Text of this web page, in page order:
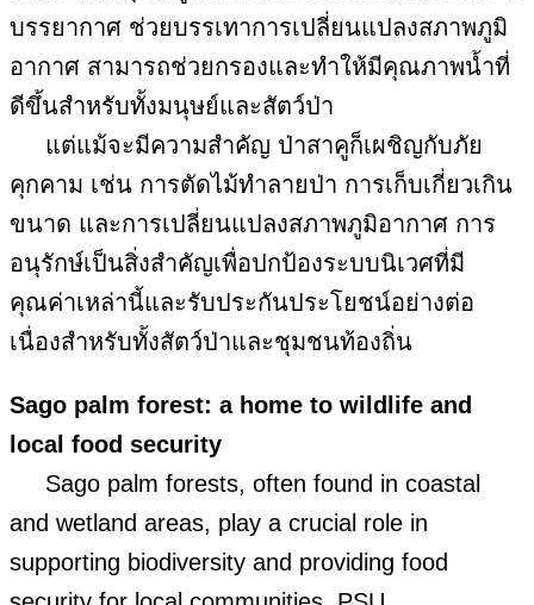
บรรยากาศ ช่วยบรรเทาการเปลี่ยนแปลงสภาพภูมิ
อากาศ สามารถช่วยกรองและทำให้มีคุณภาพน้ำที่
ดีขึ้นสำหรับทั้งมนุษย์และสัตว์ป่า
แต่แม้จะมีความสำคัญ ป่าสาคูก็เผชิญกับภัย
คุกคาม เช่น การตัดไม้ทำลายป่า การเก็บเกี่ยวเกิน
ขนาด และการเปลี่ยนแปลงสภาพภูมิอากาศ การ
อนุรักษ์เป็นสิ่งสำคัญเพื่อปกป้องระบบนิเวศที่มี
คุณค่าเหล่านี้และรับประกันประโยชน์อย่างต่อ
เนื่องสำหรับทั้งสัตว์ป่าและชุมชนท้องถิ่น
Sago palm forest: a home to wildlife and
local food security
Sago palm forests, often found in coastal
and wetland areas, play a crucial role in
supporting biodiversity and providing food